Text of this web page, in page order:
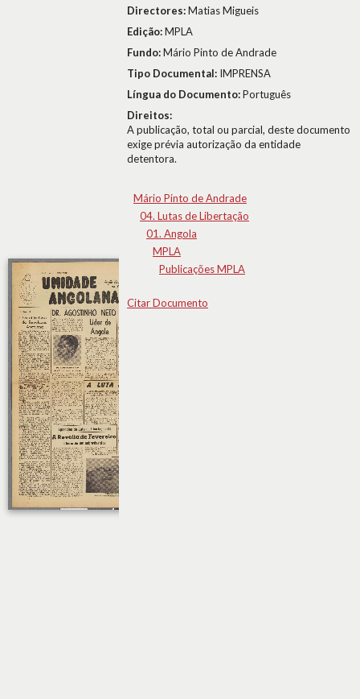
Directores:Matias Migueis
Edição:MPLA
Fundo:Mário Pinto de Andrade
Tipo Documental: IMPRENSA
Língua do Documento:Português
Direitos:
A publicação, total ou parcial, deste documento
exige prévia autorização da entidade
detentora.
Mário Pinto de Andrade
04. Lutas de Libertação
01. Angola
MPLA
Publicações MPLA
Citar Documento